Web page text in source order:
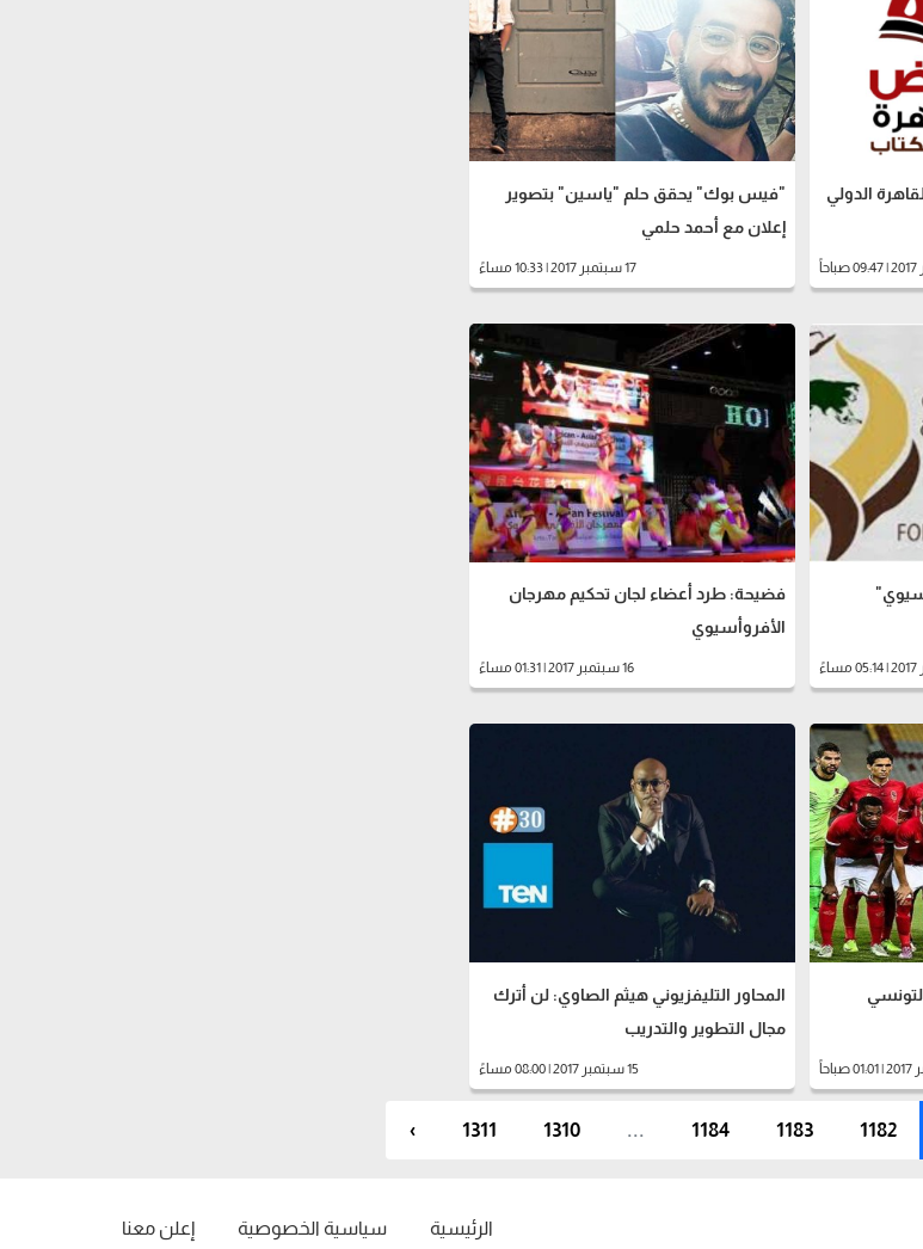
الدولي
"فيس بوك" يحقق حلم "ياسين" بتصوير
إعلان مع أحمد حلمي
17 سبتمبر 2017 | 10:33 مساءً
فضيحة: طرد أعضاء لجان تحكيم مهرجان
الأفروأسيوي
16 سبتمبر 2017 | 01:31 مساءً
المحاور التليفزيوني هيثم الصاوي: لن أترك
مجال التطوير والتدريب
15 سبتمبر 2017 | 08:00 مساءً
1182
1183
1184
...
1310
1311
›
الرئيسية سياسية الخصوصية إعلن معنا